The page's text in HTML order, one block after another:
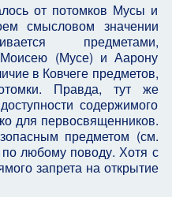
от потомков Мусы и
смысловом значении
предметами,
(Мусе) и Аарону
в Ковчеге предметов,
Правда, тут же
содержимого
для первосвященников.
предметом (см.
любому поводу. Хотя с
запрета на открытие